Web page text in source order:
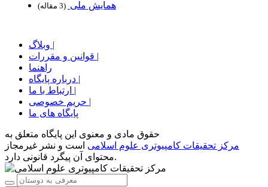
همایش ملی ‏ (3 مقاله)
وبلاگ |
قوانین و مقررات |
راهنما
درباره پایگاه |
ارتباط با ما |
حریم خصوصی |
پایگاه های ما
حقوق مادی و معنوی اين پايگاه متعلق به
مرکز تحقیقات کامپیوتری علوم اسلامی است و نشر غیرمجاز
محتوای آن پیگرد قانونی دارد.